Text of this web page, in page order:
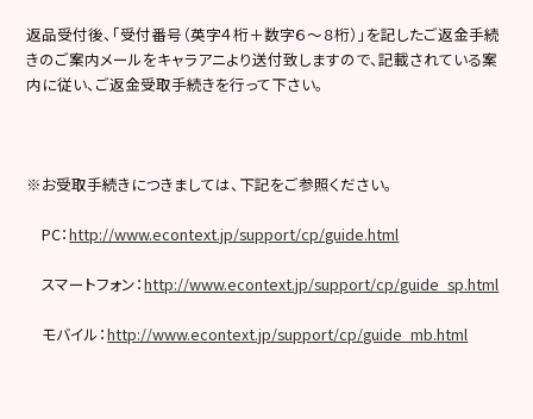
返品受付後、「受付番号（英字４桁＋数字６～８桁）」を記したご返金手続
きのご案内メールをキャラアニより送付致しますので、記載されている案
内に従い、ご返金受取手続きを行って下さい。
※お受取手続きにつきましては、下記をご参照ください。
PC：http://www.econtext.jp/support/cp/guide.html
スマートフォン：http://www.econtext.jp/support/cp/guide_sp.html
モバイル：http://www.econtext.jp/support/cp/guide_mb.html